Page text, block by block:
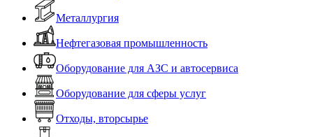
Металлургия
Нефтегазовая промышленность
Оборудование для АЗС и автосервиса
Оборудование для сферы услуг
Отходы, вторсырье